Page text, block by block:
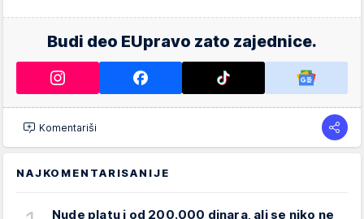
Budi deo EUpravo zato zajednice.
Komentariši
NAJKOMENTARISANIJE
Nude platu i od 200.000 dinara, ali se niko ne